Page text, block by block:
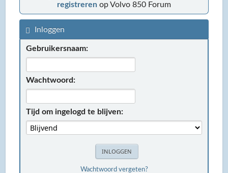
registreren op Volvo 850 Forum
Inloggen
Gebruikersnaam:
Wachtwoord:
Tijd om ingelogd te blijven:
Wachtwoord vergeten?